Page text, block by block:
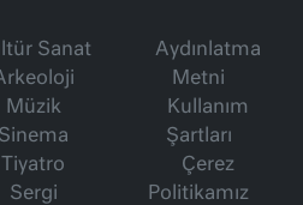
Sanat
Müzik
Sinema
Tiyatro
Sergi
Aydınlatma
Metni
Kullanım
Şartları
Çerez
Politikamız